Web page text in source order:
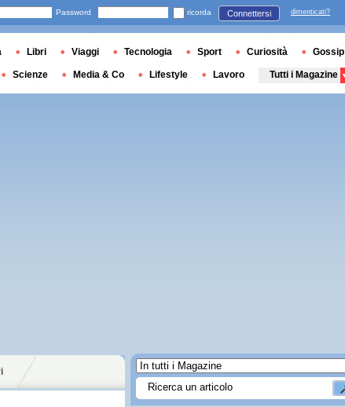
Password ricorda Connettersi dimenticati?
Libri Viaggi Tecnologia Sport Curiosità Gossip
Scienze Media & Co Lifestyle Lavoro Tutti i Magazine